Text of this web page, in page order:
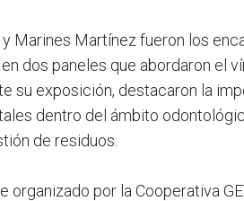
Marines Martínez fueron los
dos paneles que abordaron el
su exposición, destacaron la
dentro del ámbito
de residuos.
organizado por la Cooperativa